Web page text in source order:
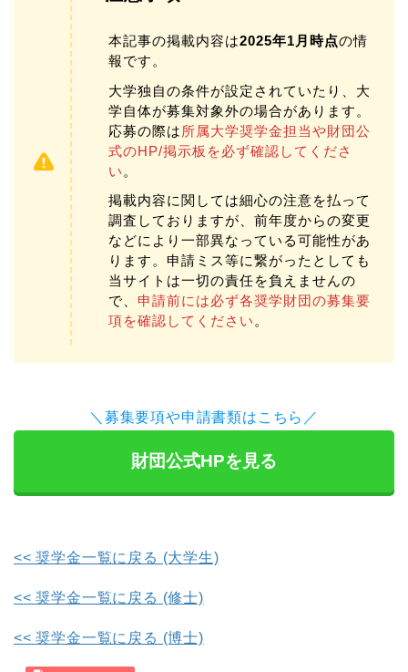
本記事の掲載内容は2025年1月時点の情
報です。
大学独自の条件が設定されていたり、大
学自体が募集対象外の場合があります。
応募の際は 所属大学奨学金担当や財団公
式のHP/掲示板を必ず確認してくださ
い 。
掲載内容に関しては細心の注意を払って
調査しておりますが、前年度からの変更
などにより一部異なっている可能性があ
ります。申請ミス等に繋がったとしても
当サイトは一切の責任を負えませんの
で、 申請前には必ず各奨学財団の募集要
項を確認してください 。
＼募集要項や申請書類はこちら／
財団公式HPを見る
<< 奨学金一覧に戻る (大学生)
<< 奨学金一覧に戻る (修士)
<< 奨学金一覧に戻る (博士)